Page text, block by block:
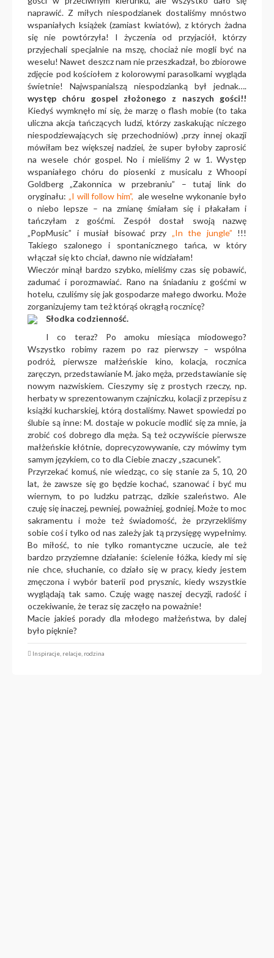
naprawić. Z miłych niespodzianek dostaliśmy mnóstwo
wspaniałych książek (zamiast kwiatów), z których żadna
się nie powtórzyła! I życzenia od przyjaciół, którzy
przyjechali specjalnie na mszę, chociaż nie mogli być na
weselu! Nawet deszcz nam nie przeszkadzał, bo zbiorowe
zdjęcie pod kościołem z kolorowymi parasolkami wygląda
świetnie! Najwspanialszą niespodzianką był jednak….
występ chóru gospel złożonego z naszych gości!!
Kiedyś wymknęło mi się, że marzę o flash mobie (to taka
uliczna akcja tańczących ludzi, którzy zaskakując niczego
niespodziewających się przechodniów) ,przy innej okazji
mówiłam bez większej nadziei, że super byłoby zaprosić
na wesele chór gospel. No i mieliśmy 2 w 1. Występ
wspaniałego chóru do piosenki z musicalu z Whoopi
Goldberg „Zakonnica w przebraniu” – tutaj link do
oryginału: „I will follow him”, ale weselne wykonanie było
o niebo lepsze – na zmianę śmiałam się i płakałam i
tańczyłam z gośćmi. Zespół dostał swoją nazwę
„PopMusic” i musiał bisować przy „In the jungle” !!!
Takiego szalonego i spontanicznego tańca, w który
włączał się kto chciał, dawno nie widziałam!
Wieczór minął bardzo szybko, mieliśmy czas się pobawić,
zadumać i porozmawiać. Rano na śniadaniu z gośćmi w
hotelu, czuliśmy się jak gospodarze małego dworku. Może
zorganizujemy tam też którąś okrągłą rocznicę?
Słodka codzienność.
I co teraz? Po amoku miesiąca miodowego?
Wszystko robimy razem po raz pierwszy – wspólna
podróż, pierwsze małżeńskie kino, kolacja, rocznica
zaręczyn, przedstawianie M. jako męża, przedstawianie się
nowym nazwiskiem. Cieszymy się z prostych rzeczy, np.
herbaty w sprezentowanym czajniczku, kolacji z przepisu z
książki kucharskiej, którą dostaliśmy. Nawet spowiedzi po
ślubie są inne: M. dostaje w pokucie modlić się za mnie, ja
zrobić coś dobrego dla męża. Są też oczywiście pierwsze
małżeńskie kłótnie, doprecyzowywanie, czy mówimy tym
samym językiem, co to dla Ciebie znaczy „szacunek”.
Przyrzekać komuś, nie wiedząc, co się stanie za 5, 10, 20
lat, że zawsze się go będzie kochać, szanować i być mu
wiernym, to po ludzku patrząc, dzikie szaleństwo. Ale
czuję się inaczej, pewniej, poważniej, godniej. Może to moc
sakramentu i może też świadomość, że przyrzekliśmy
sobie coś i tylko od nas zależy jak tą przysięgę wypełnimy.
Bo miłość, to nie tylko romantyczne uczucie, ale też
bardzo przyziemne działanie: ścielenie łóżka, kiedy mi się
nie chce, słuchanie, co działo się w pracy, kiedy jestem
zmęczona i wybór baterii pod prysznic, kiedy wszystkie
wyglądają tak samo. Czuję wagę naszej decyzji, radość i
oczekiwanie, że teraz się zaczęło na poważnie!
Macie jakieś porady dla młodego małżeństwa, by dalej
było pięknie?
Inspiracje relacje rodzina